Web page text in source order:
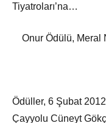
Tiyatroları’na…
Onur Ödülü, Meral
Ödüller, 6 Şubat
Çayyolu Cüneyt